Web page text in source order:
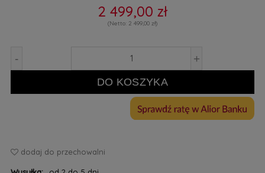
2 499,00 zł
2 499,00 zł
- +
DO KOSZYKA
dodaj do przechowalni